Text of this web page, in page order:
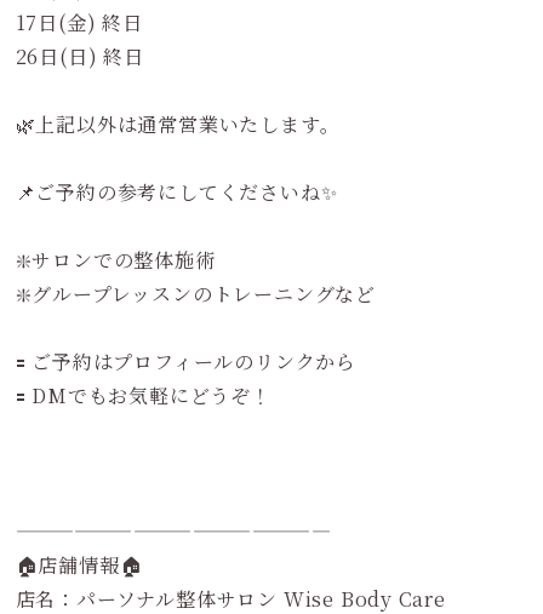
17日(金) 終日
26日(日) 終日
🌿上記以外は通常営業いたします。
📌ご予約の参考にしてくださいね✨
❇️サロンでの整体施術
❇️グループレッスンのトレーニングなど
🟰 ご予約はプロフィールのリンクから
🟰 DMでもお気軽にどうぞ！
————————————————
🏠店舗情報🏠
店名：パーソナル整体サロン Wise Body Care